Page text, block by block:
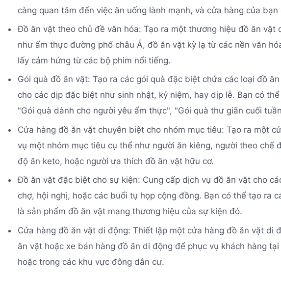
càng quan tâm đến việc ăn uống lành mạnh, và cửa hàng của
Đồ ăn vặt theo chủ đề văn hóa: Tạo ra một thương hiệu đồ ăn vặt
như ẩm thực đường phố châu Á, đồ ăn vặt kỳ lạ từ các nền văn
lấy cảm hứng từ các bộ phim nổi tiếng.
Gói quà đồ ăn vặt: Tạo ra các gói quà đặc biệt chứa các loại đồ
cho các dịp đặc biệt như sinh nhật, kỷ niệm, hay dịp lễ. Bạn có
"Gói quà dành cho người yêu ẩm thực", "Gói quà thư giãn cuối
Cửa hàng đồ ăn vặt chuyên biệt cho nhóm mục tiêu: Tạo ra một
vụ một nhóm mục tiêu cụ thể như người ăn kiêng, người theo chế
độ ăn keto, hoặc người ưa thích đồ ăn vặt hữu cơ.
Đồ ăn vặt đặc biệt cho sự kiện: Cung cấp dịch vụ đồ ăn vặt cho
chợ, hội nghị, hoặc các buổi tụ họp cộng đồng. Bạn có thể tạo ra
là sản phẩm đồ ăn vặt mang thương hiệu của sự kiện đó.
Cửa hàng đồ ăn vặt di động: Thiết lập một cửa hàng đồ ăn vặt di
ăn vặt hoặc xe bán hàng đồ ăn di động để phục vụ khách hàng
hoặc trong các khu vực đông dân cư.